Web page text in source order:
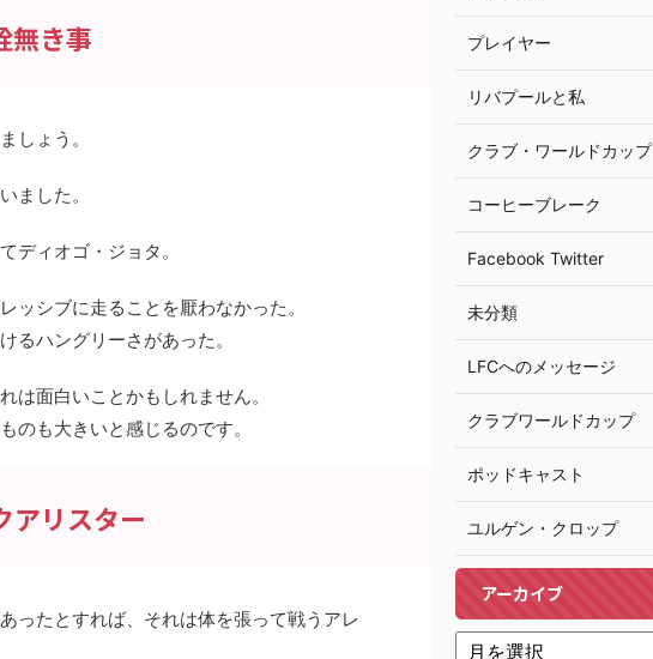
無き事
しょう。
ました。
ディオゴ・ジョタ。
ッシブに走ることを厭わなかった。
るハングリーさがあった。
は面白いことかもしれません。
のも大きいと感じるのです。
アリスター
ったとすれば、それは体を張って戦うアレ
プレイヤー
リバプールと私
クラブ・ワールドカップ
コーヒーブレーク
Facebook Twitter
未分類
LFCへのメッセージ
クラブワールドカップ
ポッドキャスト
ユルゲン・クロップ
アーカイブ